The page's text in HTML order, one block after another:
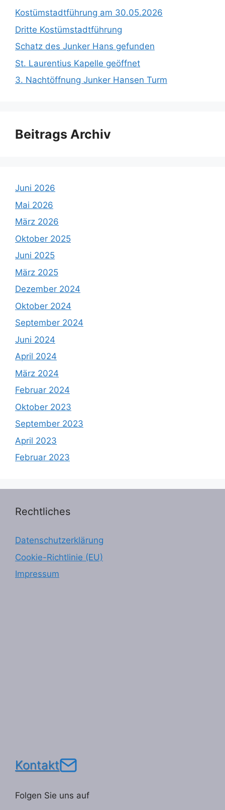
Kostümstadtführung am 30.05.2026
Dritte Kostümstadtführung
Schatz des Junker Hans gefunden
St. Laurentius Kapelle geöffnet
3. Nachtöffnung Junker Hansen Turm
Beitrags Archiv
Juni 2026
Mai 2026
März 2026
Oktober 2025
Juni 2025
März 2025
Dezember 2024
Oktober 2024
September 2024
Juni 2024
April 2024
März 2024
Februar 2024
Oktober 2023
September 2023
April 2023
Februar 2023
Rechtliches
Datenschutzerklärung
Cookie-Richtlinie (EU)
Impressum
Kontakt
Folgen Sie uns auf